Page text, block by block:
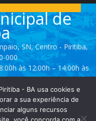
de
SN, Centro - Piritiba,
000
às 12:00h – 14:00h às
/ 3628 - 2153
- BA usa cookies e
a sua experiência de
alguns recursos